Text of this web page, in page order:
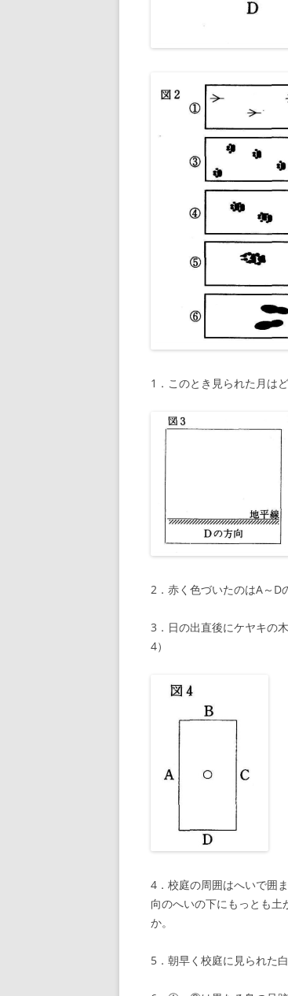
1．このとき見られた月は
2．赤く色づいたのはA～D
3．日の出直後にケヤキの
4）
4．校庭の周囲はへいで囲
向のへいの下にもっとも
か。
5．朝早く校庭に見られた